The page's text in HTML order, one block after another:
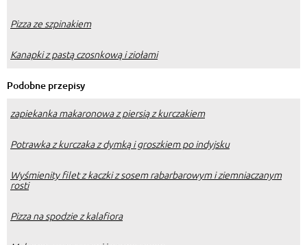
Pizza ze szpinakiem
Kanapki z pastą czosnkową i ziołami
Podobne przepisy
zapiekanka makaronowa z piersią z kurczakiem
Potrawka z kurczaka z dymką i groszkiem po indyjsku
Wyśmienity filet z kaczki z sosem rabarbarowym i ziemniaczanym
rosti
Pizza na spodzie z kalafiora